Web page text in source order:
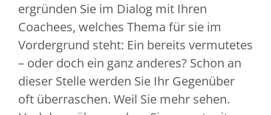
ergründen Sie im Dialog mit Ihren
Coachees, welches Thema für sie im
Vordergrund steht: Ein bereits vermutetes
– oder doch ein ganz anderes? Schon an
dieser Stelle werden Sie Ihr Gegenüber
oft überraschen. Weil Sie mehr sehen.